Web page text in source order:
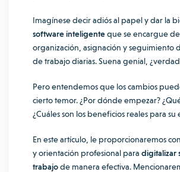
Imagínese decir adiós al papel y dar la
software inteligenteque se encargue
organización, asignación y seguimiento
de trabajo diarias. Suena genial,
Pero entendemos que los cambios
cierto temor. ¿Por dónde empezar?
¿Cuáles son los beneficios reales para su
En este artículo, le proporcionaremos
y orientación profesional para digitalizar
trabajode manera efectiva.